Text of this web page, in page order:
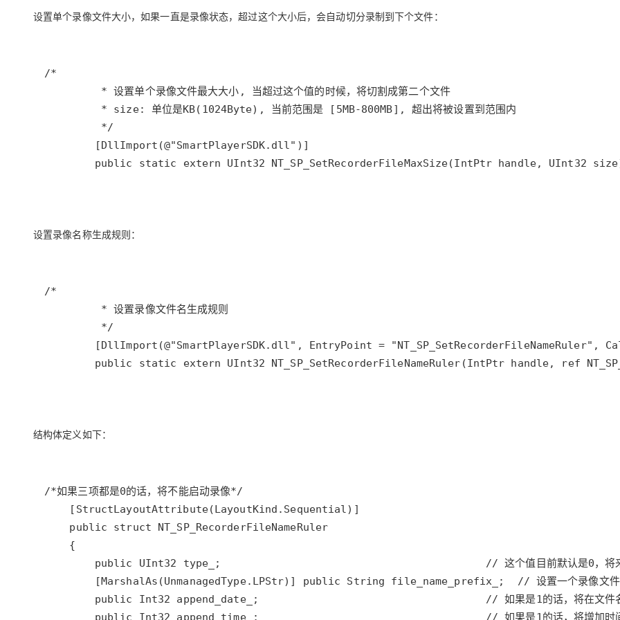
设置单个录像文件大小，如果一直是录像状态，超过这个大小后，会自动切分录制到下个文件：
/*
* 设置单个录像文件最大大小, 当超过这个值的时候，将切割成第二个文件
* size: 单位是KB(1024Byte), 当前范围是 [5MB-800MB], 超出将被设置到范围内
*/
        [
DllImport (@"SmartPlayerSDK.dll"
public
static extern UInt32 NT_SP_SetRecorderFileMaxSize(IntPtr handle, UInt32 size
设置录像名称生成规则：
/*
* 设置录像文件名生成规则
*/
        [
DllImport (@"SmartPlayerSDK.dll" , EntryPoint = "NT_SP_SetRecorderFileNameRuler" ,
public
static extern UInt32 NT_SP_SetRecorderFileNameRuler (IntPtr handle, ref
结构体定义如下：
/*如果三项都是0的话，将不能启动录像*/
    [
StructLayoutAttribute(LayoutKind . Sequential
public
struct
NT_SP_RecorderFileNameRuler
public
UInt32 type_ ; // 这个值目前默认是0，将
        [
MarshalAs (UnmanagedType. LPStr)] public String file_name_prefix_ ; // 设置一个录像文
public
Int32 append_date_ ; // 如果是1的话，将在文
public
Int32 append_time_ ; // 如果是1的话，将增加